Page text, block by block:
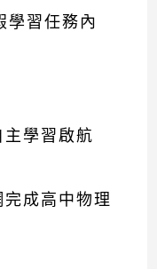
學習任務內
學習啟航
成高中物理